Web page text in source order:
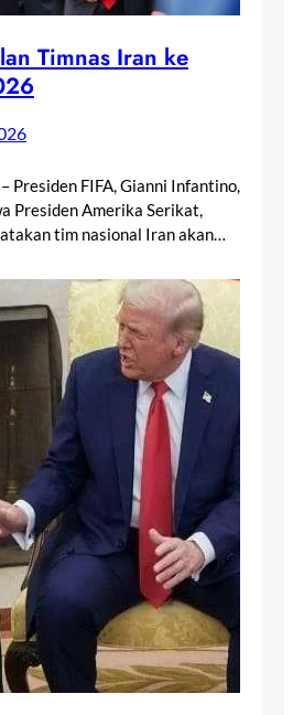
Timnas Iran ke
Presiden FIFA, Gianni Infantino,
Presiden Amerika Serikat,
tim nasional Iran akan…